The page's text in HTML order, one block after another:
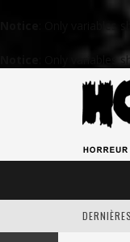
: Only variables
: Only variables